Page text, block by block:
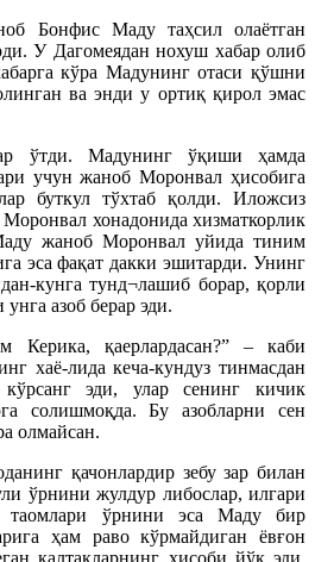
Бонфис Маду таҳсил олаётган
У Дагомеядан нохуш хабар олиб
кўра Мадунинг отаси қўшни
ва энди у ортиқ қирол эмас
ўтди. Мадунинг ўқиши ҳамда
учун жаноб Моронвал ҳисобига
буткул тўхтаб қолди. Иложсиз
хонадонида хизматкорлик
жаноб Моронвал уйида тиним
эса фақат дакки эшитарди. Унинг
кунга тунд¬лашиб борар, қорли
унга азоб берар эди.
Керика, қаерлардасан?” – каби
хаё-лида кеча-кундуз тинмасдан
эди, улар сенинг кичик
солишмоқда. Бу азобларни сен
олмайсан.
қачонлардир зебу зар билан
ўрнини жулдур либослар, илгари
таомлари ўрнини эса Маду бир
ҳам раво кўрмайдиган ёвғон
калтакларнинг ҳисоби йўқ эди.